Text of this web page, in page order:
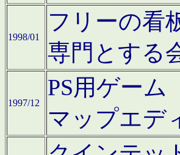
1998/01
フリーの看
専門とする
1997/12
PS用ゲーム
マップエデ